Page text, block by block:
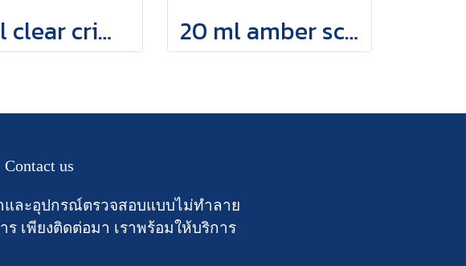
10 ml clear crimp top vial 20 ml amber screw top vial
Contact us
ละอุปกรณ์ตรวจสอบแบบไม่ทำลาย
เพียงติดต่อมา เราพร้อมให้บริการ